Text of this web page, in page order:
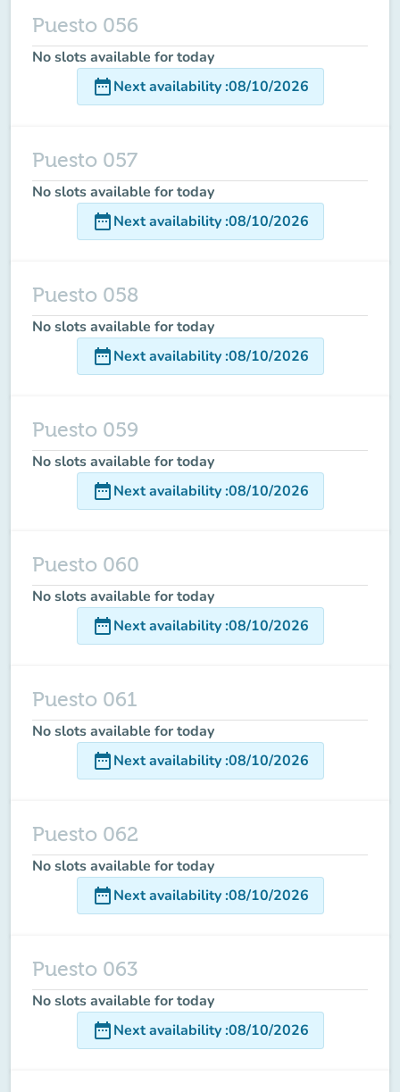
Puesto 056
No slots available for today
date_rangeNext availability:08/10/2026
Puesto 057
No slots available for today
date_rangeNext availability:08/10/2026
Puesto 058
No slots available for today
date_rangeNext availability:08/10/2026
Puesto 059
No slots available for today
date_rangeNext availability:08/10/2026
Puesto 060
No slots available for today
date_rangeNext availability:08/10/2026
Puesto 061
No slots available for today
date_rangeNext availability:08/10/2026
Puesto 062
No slots available for today
date_rangeNext availability:08/10/2026
Puesto 063
No slots available for today
date_rangeNext availability:08/10/2026